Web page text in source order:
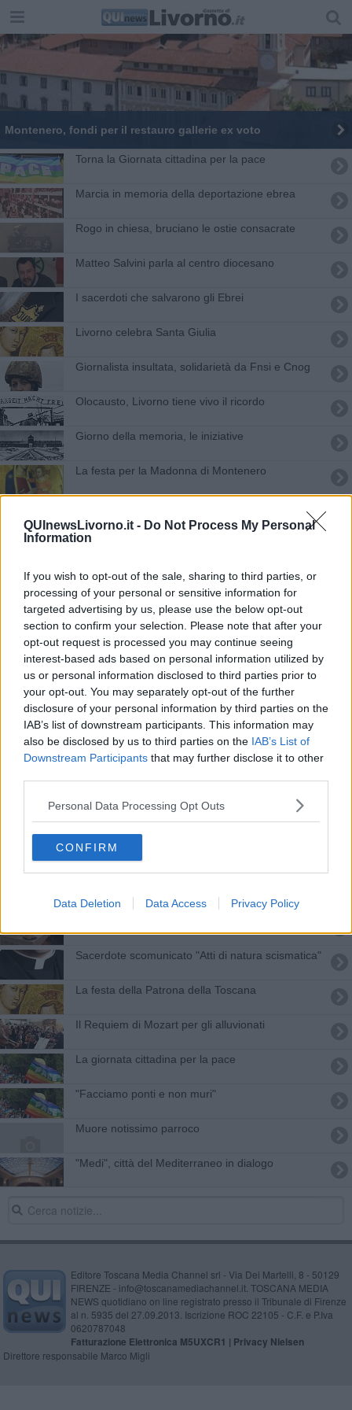
QUInewsLivorno.it - Do Not Process My Personal
Information
If you wish to opt-out of the sale, sharing to third parties, or
processing of your personal or sensitive information for
targeted advertising by us, please use the below opt-out
section to confirm your selection. Please note that after your
opt-out request is processed you may continue seeing
interest-based ads based on personal information utilized by
us or personal information disclosed to third parties prior to
your opt-out. You may separately opt-out of the further
disclosure of your personal information by third parties on the
IAB’s list of downstream participants. This information may
also be disclosed by us to third parties on the IAB’s List of
Downstream Participants that may further disclose it to other
Personal Data Processing Opt Outs
CONFIRM
Data Deletion Data Access Privacy Policy
Montenero, fondi per il restauro gallerie ex voto
Torna la Giornata cittadina per la pace
Marcia in memoria della deportazione ebrea
Rogo in chiesa, bruciano le ostie consacrate
Matteo Salvini parla al centro diocesano
I sacerdoti che salvarono gli Ebrei
Livorno celebra Santa Giulia
Giornalista insultata, solidarietà da Fnsi e Cnog
Olocausto, Livorno tiene vivo il ricordo
Giorno della memoria, le iniziative
La festa per la Madonna di Montenero
"Anniversario alluvione, 85% dei lavori fatti"
700 studenti per la Giornata della Memoria
Muore storico parroco, diocesi in lutto
Per Natale la solidarietà si serve a tavola
Santa Giulia, il palio e le cerimonie religiose
Coltellate fra migranti ospiti della Caritas
Addio all'ex colonnello diventato prete
Livorno ricorda l'alluvione
Una pedalata per l'acqua
Sacerdote scomunicato "Atti di natura scismatica"
La festa della Patrona della Toscana
Il Requiem di Mozart per gli alluvionati
La giornata cittadina per la pace
"Facciamo ponti e non muri"
Muore notissimo parroco
"Medi", città del Mediterraneo in dialogo
Editore Toscana Media Channel srl - Via Dei Martelli, 8 - 50129
FIRENZE - info@toscanamediachannel.it. TOSCANA MEDIA
NEWS quotidiano on line registrato presso il Tribunale di Firenze
al n. 5935 del 27.09.2013. Iscrizione ROC 22105 - C.F. e P.Iva
0620787048
Fatturazione Elettronica M5UXCR1 | Privacy Nielsen
Direttore responsabile Marco Migli